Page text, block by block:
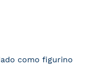
como figurino